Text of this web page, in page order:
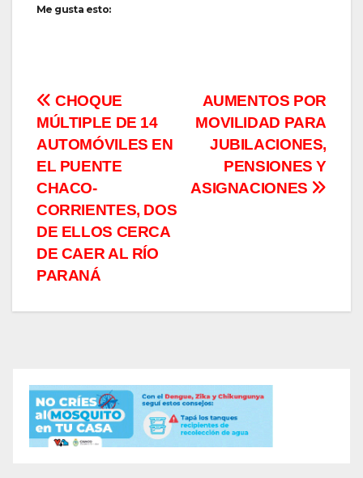
Me gusta esto:
Navegación
de
entradas
AUMENTOS POR
MOVILIDAD PARA
JUBILACIONES,
PENSIONES Y
ASIGNACIONES
CHOQUE
MÚLTIPLE DE 14
AUTOMÓVILES EN
EL PUENTE
CHACO-
CORRIENTES, DOS
DE ELLOS CERCA
DE CAER AL RÍO
PARANÁ